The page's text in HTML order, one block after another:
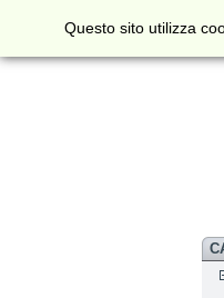
Questo sito utilizza